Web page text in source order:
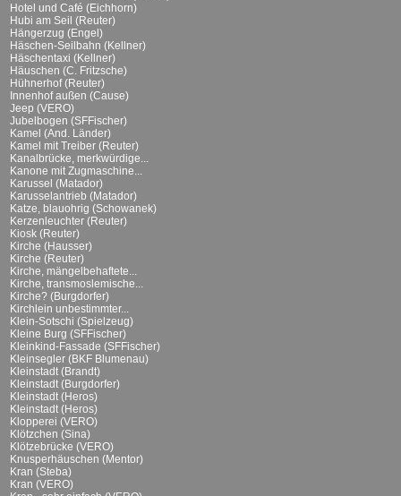
Hotel und Café (Eichhorn)
Hubi am Seil (Reuter)
Hängerzug (Engel)
Häschen-Seilbahn (Kellner)
Häschentaxi (Kellner)
Häuschen (C. Fritzsche)
Hühnerhof (Reuter)
Innenhof außen (Cause)
Jeep (VERO)
Jubelbogen (SFFischer)
Kamel (And. Länder)
Kamel mit Treiber (Reuter)
Kanalbrücke, merkwürdige...
Kanone mit Zugmaschine...
Karussel (Matador)
Karusselantrieb (Matador)
Katze, blauohrig (Schowanek)
Kerzenleuchter (Reuter)
Kiosk (Reuter)
Kirche (Hausser)
Kirche (Reuter)
Kirche, mängelbehaftete...
Kirche, transmoslemische...
Kirche? (Burgdorfer)
Kirchlein unbestimmter...
Klein-Sotschi (Spielzeug)
Kleine Burg (SFFischer)
Kleinkind-Fassade (SFFischer)
Kleinsegler (BKF Blumenau)
Kleinstadt (Brandt)
Kleinstadt (Burgdorfer)
Kleinstadt (Heros)
Kleinstadt (Heros)
Klopperei (VERO)
Klötzchen (Sina)
Klötzebrücke (VERO)
Knusperhäuschen (Mentor)
Kran (Steba)
Kran (VERO)